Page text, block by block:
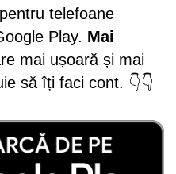
pentru telefoane
Play. Mai
mai ușoară și mai
să îți faci cont. 👇👇